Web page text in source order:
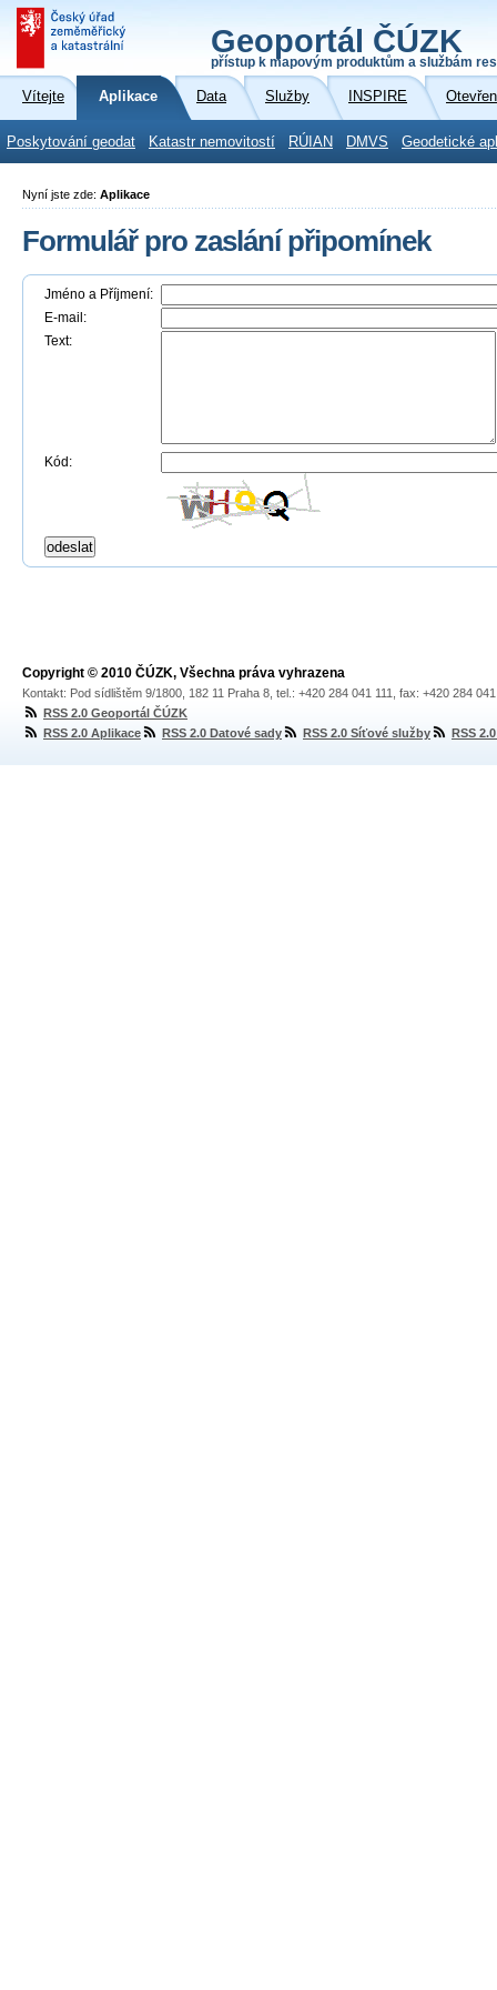
Geoportál ČÚZK
přístup k mapovým produktům a službám
Vítejte Aplikace Data Služby INSPIRE
Poskytování geodat Katastr nemovitostí RÚIAN DMVS Geodetické
Nyní jste zde: Aplikace
Formulář pro zaslání připomínek
Jméno a Příjmení:
E-mail:
Text:
Kód:
Copyright © 2010 ČÚZK, Všechna práva vyhrazena
Kontakt: Pod sídlištěm 9/1800, 182 11 Praha 8, tel.: +420 284 041 111, fax: +420 284
RSS 2.0 Geoportál ČÚZK
RSS 2.0 Aplikace
RSS 2.0 Datové sady RSS 2.0 Síťové služby RSS